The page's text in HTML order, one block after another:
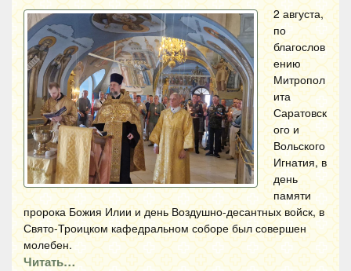
2 августа,
по
благослов
ению
Митропол
ита
Саратовск
ого и
Вольского
Игнатия, в
день
памяти
пророка Божия Илии и день Воздушно-десантных войск, в
Свято-Троицком кафедральном соборе был совершен
молебен.
Читать…